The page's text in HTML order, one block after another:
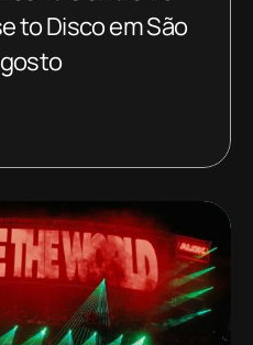
to Disco em São